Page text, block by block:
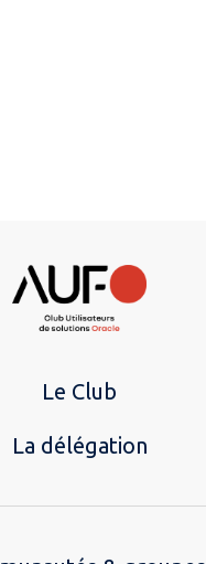
Le Club
La délégation